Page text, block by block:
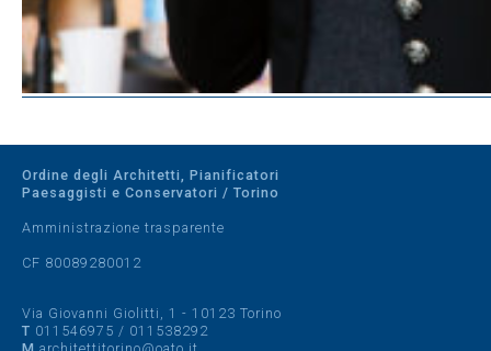
Ordine degli Architetti, Pianificatori
Paesaggisti e Conservatori / Torino
Amministrazione trasparente
CF 80089280012
Via Giovanni Giolitti, 1 - 10123 Torino
T 011546975 / 011538292